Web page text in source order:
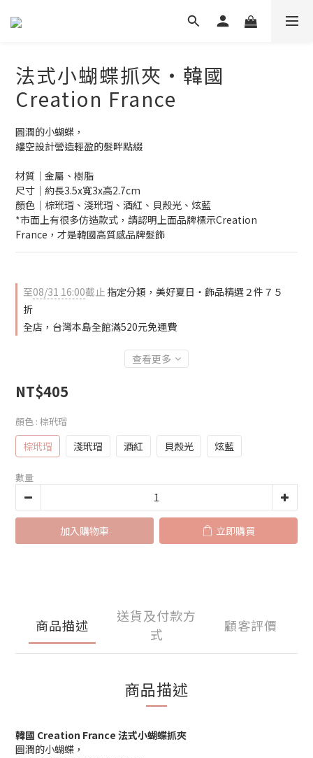
法式小蝴蝶抓夾‧韓國
Creation France
圓潤的小蝴蝶，
縷空設計營造輕盈的髮畔點綴
材質│金屬、樹脂
尺寸│約長3.5x寬3x高2.7cm
顏色│棕玳瑁、淺玳瑁、酒紅、貝殼光、炫藍
*市面上有很多仿造款式，請認明上面品牌標示Creation
France，才是韓國高質感品牌髮飾
至08/31 16:00截止 指定分類，美好夏日‧飾品精選２件７５
折
全店，台灣本島全館滿520元免運費
查看更多
NT$405
顏色 : 棕玳瑁
棕玳瑁 淺玳瑁 酒紅 貝殼光 炫藍
數量
加入購物車 立即購買
商品描述
送貨及付款方
式
顧客評價
商品描述
韓國 Creation France 法式小蝴蝶抓夾
圓潤的小蝴蝶，